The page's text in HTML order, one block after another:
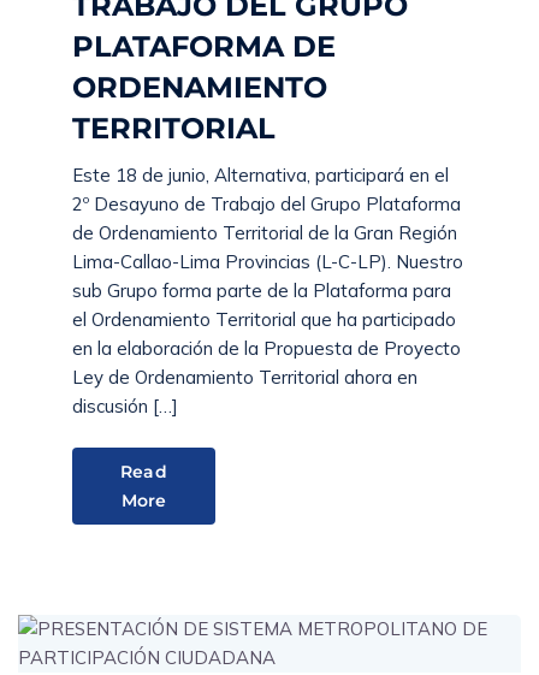
PLATAFORMA DE
ORDENAMIENTO
TERRITORIAL
Este 18 de junio, Alternativa, participará en el
2º Desayuno de Trabajo del Grupo Plataforma
de Ordenamiento Territorial de la Gran Región
Lima-Callao-Lima Provincias (L-C-LP). Nuestro
sub Grupo forma parte de la Plataforma para
el Ordenamiento Territorial que ha participado
en la elaboración de la Propuesta de Proyecto
Ley de Ordenamiento Territorial ahora en
discusión […]
Read
More